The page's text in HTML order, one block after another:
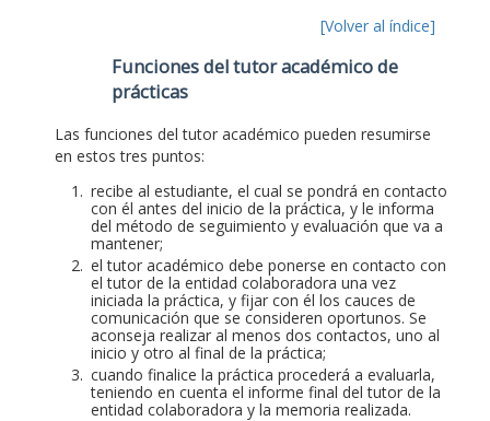
[Volver al índice]
Funciones del tutor académico de
prácticas
Las funciones del tutor académico pueden resumirse
en estos tres puntos:
recibe al estudiante, el cual se pondrá en contacto
con él antes del inicio de la práctica, y le informa
del método de seguimiento y evaluación que va a
mantener;
el tutor académico debe ponerse en contacto con
el tutor de la entidad colaboradora una vez
iniciada la práctica, y fijar con él los cauces de
comunicación que se consideren oportunos. Se
aconseja realizar al menos dos contactos, uno al
inicio y otro al final de la práctica;
cuando finalice la práctica procederá a evaluarla,
teniendo en cuenta el informe final del tutor de la
entidad colaboradora y la memoria realizada.